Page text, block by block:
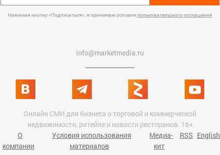
Нажимая кнопку «Подписаться», я принимаю условия пользовательского соглашения
info@marketmedia.ru
Онлайн СМИ для бизнеса о торговой и коммерческой
недвижимости, ритейле и новости ресторанов. 16+
О
компании
Условия использования
материалов
Медиа-
кит
RSS English